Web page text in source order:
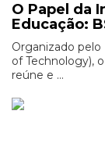
O Papel da
Educação:
Organizado
of Technology),
reúne e ...